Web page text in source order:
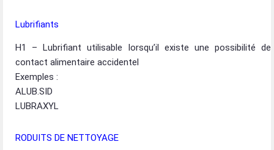
Lubrifiants
H1 – Lubrifiant utilisable lorsqu’il existe une possibilité de
contact alimentaire accidentel
Exemples :
ALUB.SID
LUBRAXYL
RODUITS DE NETTOYAGE